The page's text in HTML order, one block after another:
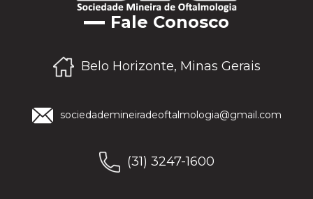
Fale Conosco
Belo Horizonte, Minas Gerais
sociedademineiradeoftalmologia@gmail.com
(31) 3247-1600